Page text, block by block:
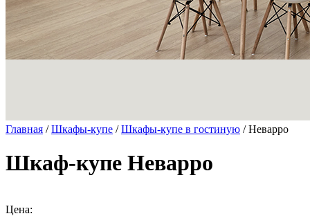
Главная /Шкафы-купе /Шкафы-купе в гостиную / Неварро
Шкаф-купе Неварро
Цена: